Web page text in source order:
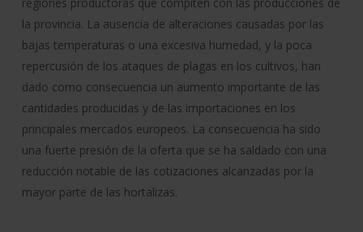
la provincia. La ausencia de alteraciones causadas por las
bajas temperaturas o una excesiva humedad, y la poca
repercusión de los ataques de plagas en los cultivos, han
dado como consecuencia un aumento importante de las
cantidades producidas y de las importaciones en los
principales mercados europeos. La consecuencia ha sido
una fuerte presión de la oferta que se ha saldado con una
reducción notable de las cotizaciones alcanzadas por la
mayor parte de las hortalizas.